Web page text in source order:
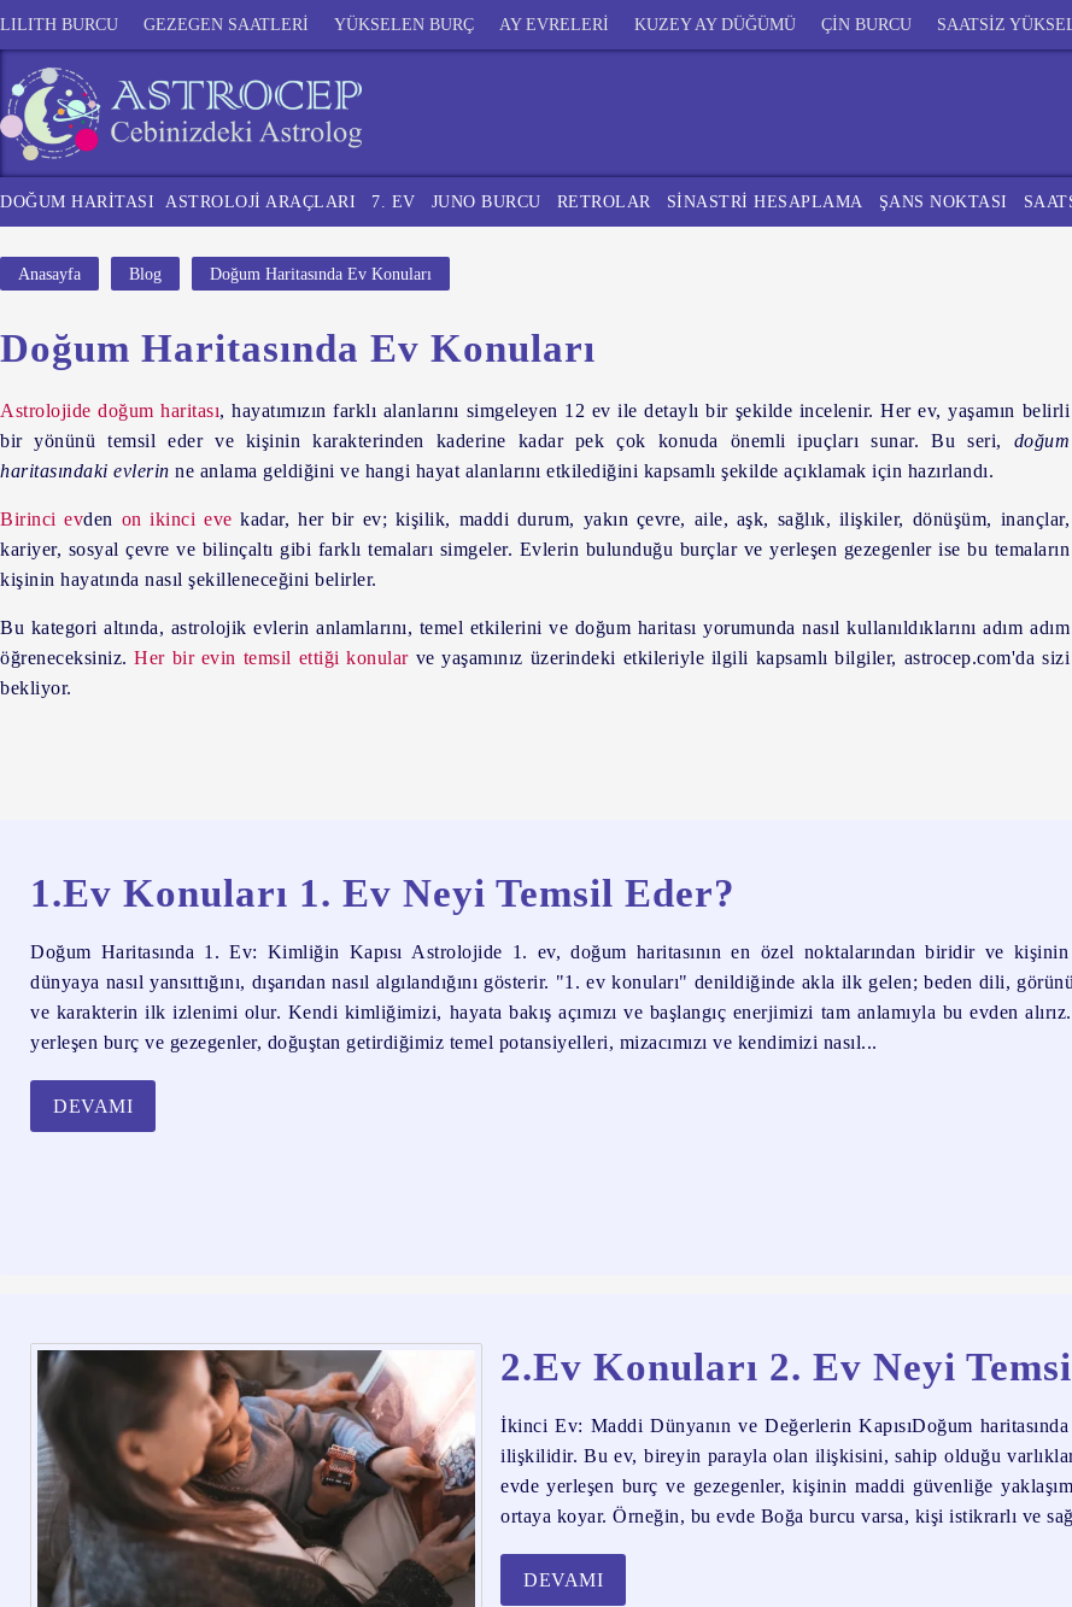
LILITH BURCU GEZEGEN SAATLERİ YÜKSELEN BURÇ AY EVRELERİ KUZEY AY DÜĞÜMÜ ÇİN BURCU SAATSİZ
DOĞUM HARİTASI ASTROLOJİ ARAÇLARI 7. EV JUNO BURCU RETROLAR SİNASTRİ HESAPLAMA ŞANS NOKTASI
Anasayfa Blog Doğum Haritasında Ev Konuları
Doğum Haritasında Ev Konuları
Astrolojide doğum haritası, hayatımızın farklı alanlarını simgeleyen 12 ev ile detaylı bir şekilde incelenir. Her ev, yaşamın belirli
bir yönünü temsil eder ve kişinin karakterinden kaderine kadar pek çok konuda önemli ipuçları sunar. Bu seri, doğum
haritasındaki evlerin ne anlama geldiğini ve hangi hayat alanlarını etkilediğini kapsamlı şekilde açıklamak için hazırlandı.
Birinci evden on ikinci eve kadar, her bir ev; kişilik, maddi durum, yakın çevre, aile, aşk, sağlık, ilişkiler, dönüşüm, inançlar,
kariyer, sosyal çevre ve bilinçaltı gibi farklı temaları simgeler. Evlerin bulunduğu burçlar ve yerleşen gezegenler ise bu temaların
kişinin hayatında nasıl şekilleneceğini belirler.
Bu kategori altında, astrolojik evlerin anlamlarını, temel etkilerini ve doğum haritası yorumunda nasıl kullanıldıklarını adım adım
öğreneceksiniz.Her bir evin temsil ettiği konularve yaşamınız üzerindeki etkileriyle ilgili kapsamlı bilgiler, astrocep.com'da sizi
bekliyor.
1.Ev Konuları 1. Ev Neyi Temsil Eder?
Doğum Haritasında 1. Ev: Kimliğin Kapısı Astrolojide 1. ev, doğum haritasının en özel noktalarından biridir ve
dünyaya nasıl yansıttığını, dışarıdan nasıl algılandığını gösterir. "1. ev konuları" denildiğinde akla ilk gelen; beden dili,
ve karakterin ilk izlenimi olur. Kendi kimliğimizi, hayata bakış açımızı ve başlangıç enerjimizi tam anlamıyla bu evden
yerleşen burç ve gezegenler, doğuştan getirdiğimiz temel potansiyelleri, mizacımızı ve kendimizi nasıl...
DEVAMI
2.Ev Konuları 2. Ev Neyi
İkinci Ev: Maddi Dünyanın ve Değerlerin KapısıDoğum
ilişkilidir. Bu ev, bireyin parayla olan ilişkisini, sahip olduğu
evde yerleşen burç ve gezegenler, kişinin maddi güvenliğe
ortaya koyar. Örneğin, bu evde Boğa burcu varsa, kişi istikrarlı ve
DEVAMI